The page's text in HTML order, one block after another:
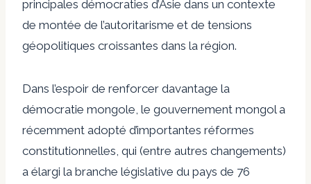
principales démocraties d’Asie dans un contexte
de montée de l’autoritarisme et de tensions
géopolitiques croissantes dans la région.
Dans l’espoir de renforcer davantage la
démocratie mongole, le gouvernement mongol a
récemment adopté d’importantes réformes
constitutionnelles qui (entre autres changements)
a élargi la branche législative du pays de 76